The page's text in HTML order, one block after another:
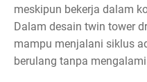
meskipun bekerja dalam
Dalam desain twin tower
mampu menjalani siklus
berulang tanpa